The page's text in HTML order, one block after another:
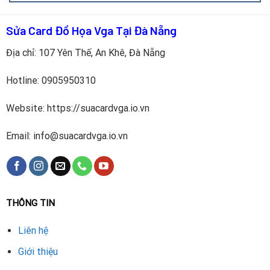
hạn cho phép, dẫn đến chết chip nhanh chóng.
Hiểu rõ nguyên nhân không chỉ giúp xử lý triệt để mà còn
Sửa Card Đồ Họa Vga Tại Đà Nẵng
Địa chỉ: 107 Yên Thế, An Khê, Đà Nẵng
Hotline: 0905950310
Website: https://suacardvga.io.vn
Email: info@suacardvga.io.vn
THÔNG TIN
Liên hệ
Giới thiệu